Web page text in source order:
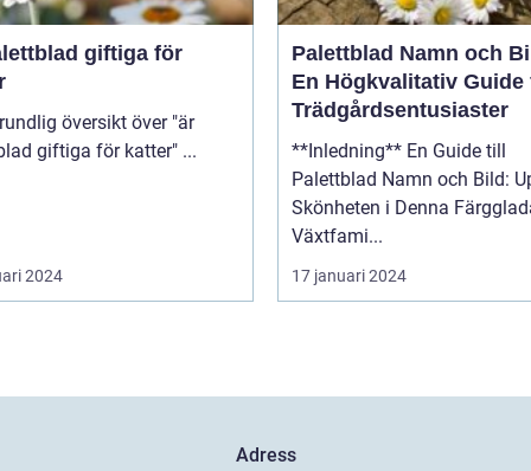
giftiga för
palettblad giftiga för katter" ...
2024
Palettblad Namn och
En Högkvalitativ Guide
Trädgårdsentusiaster
**Inledning** En Guide till
Palettblad Namn och Bild:
Skönheten i Denna
Växtfami...
17 januari 2024
Adress